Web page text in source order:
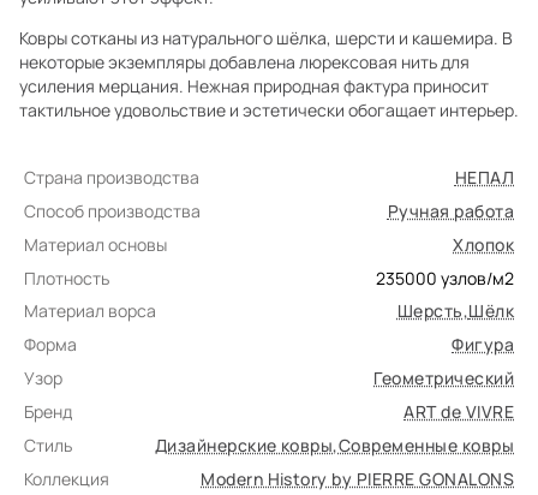
Ковры сотканы из натурального шёлка, шерсти и кашемира. В
некоторые экземпляры добавлена люрексовая нить для
усиления мерцания. Нежная природная фактура приносит
тактильное удовольствие и эстетически обогащает интерьер.
Страна производства
НЕПАЛ
Способ производства
Ручная работа
Материал основы
Хлопок
Плотность
235000 узлов/м2
Материал ворса
Шерсть,Шёлк
Форма
Фигура
Узор
Геометрический
Бренд
ART de VIVRE
Стиль
Дизайнерские ковры,Современные ковры
Коллекция
Modern History by PIERRE GONALONS